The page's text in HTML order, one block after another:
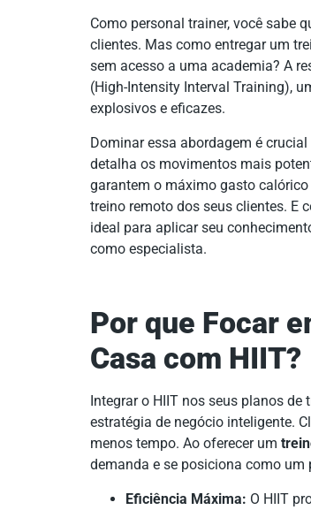
Como personal trainer, você sabe
clientes. Mas como entregar um
sem acesso a uma academia? A
(High-Intensity Interval Training),
explosivos e eficazes.
Dominar essa abordagem é
detalha os movimentos mais
garantem o máximo gasto
treino remoto dos seus clientes. E
ideal para aplicar seu
como especialista.
Por que Focar
Casa com HIIT?
Integrar o HIIT nos seus planos
estratégia de negócio inteligente.
menos tempo. Ao oferecer um
demanda e se posiciona como
Eficiência Máxima: O HIIT